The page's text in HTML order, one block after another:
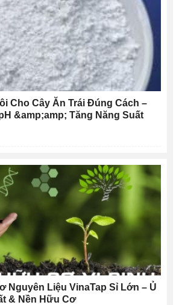
Cho Cây Ăn Trái Đúng Cách –
&amp;amp; Tăng Năng Suất
Nguyên Liệu VinaTap Sỉ Lớn – Ủ
& Nền Hữu Cơ